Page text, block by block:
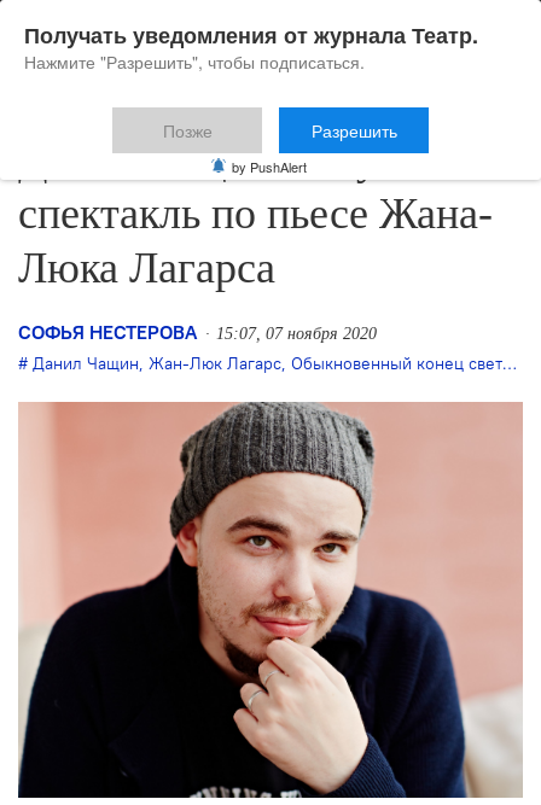
Данил Чащин выпускает
спектакль по пьесе Жана-
Люка Лагарса
СОФЬЯ НЕСТЕРОВА 15:07, 07 ноября 2020
Данил Чащин, Жан-Люк Лагарс, Обыкновенный конец света ,
Получать уведомления от журнала Театр.
Нажмите "Разрешить", чтобы подписаться.
Позже Разрешить
by PushAlert